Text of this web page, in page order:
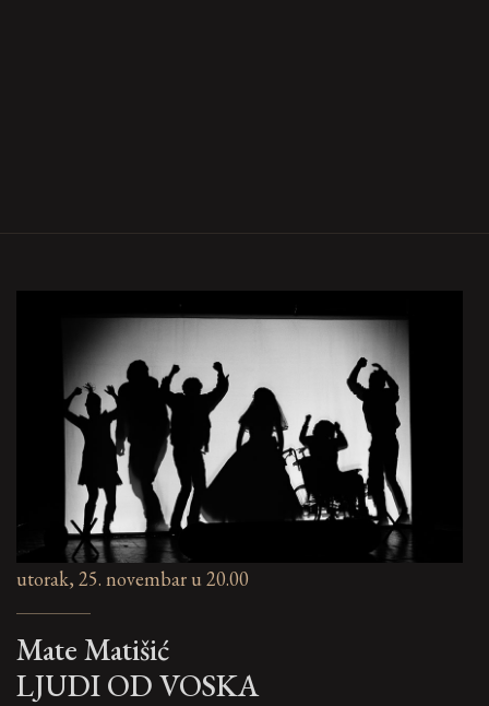
utorak, 25. novembar u 20.00
Mate Matišić
LJUDI OD VOSKA